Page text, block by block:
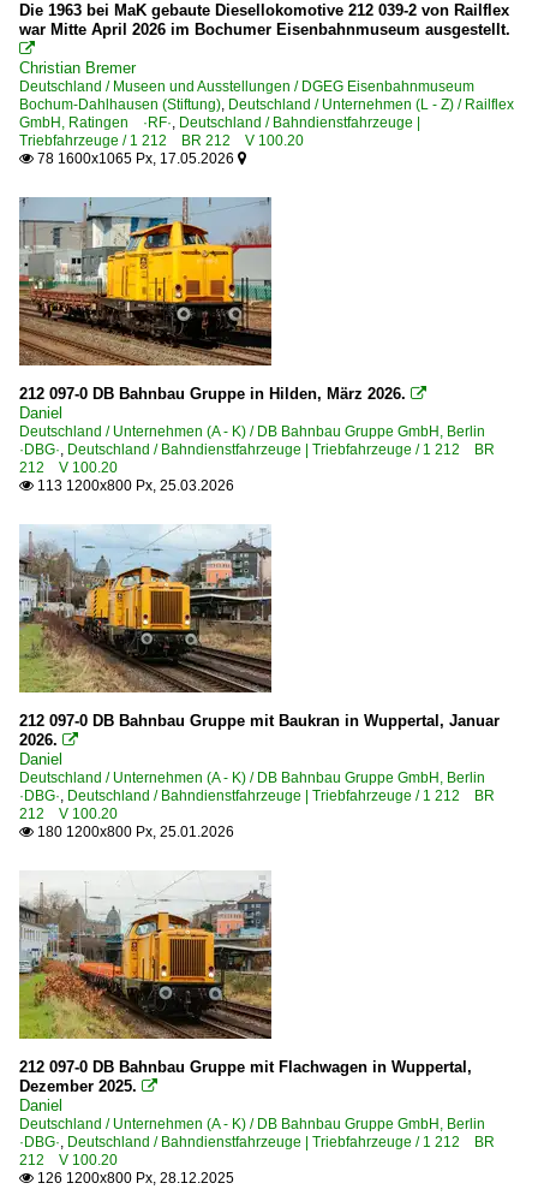
1 218 BR 218
1 293 BR 293 · BR 710.9 DR V 100
Bahnhöfe (A - E)
Bamberg
Bochum (sonstige)
Essen Hbf ·EE·
Bahnhöfe (F - K)
Halle (Saale) Nietleben
Homburg (Saar)
Osnabrück
Würzburg
Würzburg Hbf ·NWH·
Dieselloks | 92 80
1 218 BR 218
Güterzüge (sonstige)
Schotter- und Kieszüge
Museen und Ausstellungen
DGEG Eisenbahnmuseum Bochum-Dahlhausen (Stiftung)
Museumsbahnen
Museums Eisenbahn Hamm ·MEH·
Regional- und Fernzüge
Lz Lokzüge
Strecken | KBS 300-399
385 (Wanne-Eickel–) Münster – Bremen (–Hamburg)
2012
2014
2015
2016
2020
2021
2022
2023
2024
2025
Die 1963 bei MaK gebaute Diesellokomotive 212 039-2 von Railflex
war Mitte April 2026 im Bochumer Eisenbahnmuseum ausgestellt.

Christian Bremer
Deutschland / Museen und Ausstellungen / DGEG Eisenbahnmuseum
Bochum-Dahlhausen (Stiftung), Deutschland / Unternehmen (L - Z) / Railflex
GmbH, Ratingen ·RF·, Deutschland / Bahndienstfahrzeuge |
Triebfahrzeuge / 1 212 BR 212 V 100.20
 78 1600x1065 Px, 17.05.2026 
212 097-0 DB Bahnbau Gruppe in Hilden, März 2026. 
Daniel
Deutschland / Unternehmen (A - K) / DB Bahnbau Gruppe GmbH, Berlin
·DBG·, Deutschland / Bahndienstfahrzeuge | Triebfahrzeuge / 1 212 BR
212 V 100.20
 113 1200x800 Px, 25.03.2026
212 097-0 DB Bahnbau Gruppe mit Baukran in Wuppertal, Januar
2026. 
Daniel
Deutschland / Unternehmen (A - K) / DB Bahnbau Gruppe GmbH, Berlin
·DBG·, Deutschland / Bahndienstfahrzeuge | Triebfahrzeuge / 1 212 BR
212 V 100.20
 180 1200x800 Px, 25.01.2026
212 097-0 DB Bahnbau Gruppe mit Flachwagen in Wuppertal,
Dezember 2025. 
Daniel
Deutschland / Unternehmen (A - K) / DB Bahnbau Gruppe GmbH, Berlin
·DBG·, Deutschland / Bahndienstfahrzeuge | Triebfahrzeuge / 1 212 BR
212 V 100.20
 126 1200x800 Px, 28.12.2025